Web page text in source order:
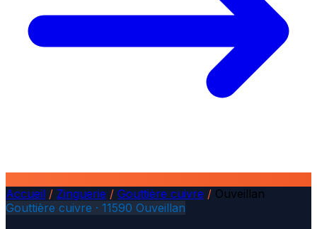
Accueil / Zinguerie / Gouttière cuivre / Ouveillan
Gouttière cuivre · 11590 Ouveillan